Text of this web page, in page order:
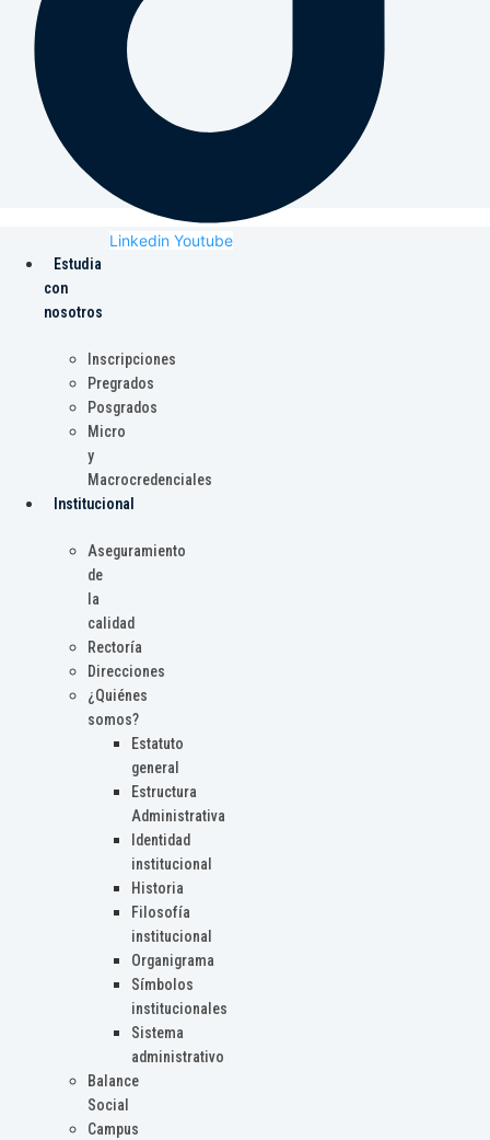
Linkedin Youtube
Estudia
con
nosotros
Inscripciones
Pregrados
Posgrados
Micro
y
Macrocredenciales
Institucional
Aseguramiento
de
la
calidad
Rectoría
Direcciones
¿Quiénes
somos?
Estatuto
general
Estructura
Administrativa
Identidad
institucional
Historia
Filosofía
institucional
Organigrama
Símbolos
institucionales
Sistema
administrativo
Balance
Social
Campus